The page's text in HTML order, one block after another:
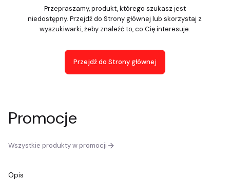
Przepraszamy, produkt, którego szukasz jest
niedostępny. Przejdź do Strony głównej lub skorzystaj z
wyszukiwarki, żeby znaleźć to, co Cię interesuje.
Przejdź do Strony głównej
Promocje
Wszystkie produkty w promocji
Opis